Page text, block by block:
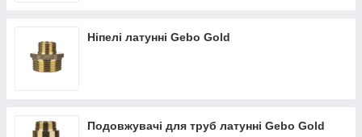
Ніпелі латунні Gebo Gold
Подовжувачі для труб латунні Gebo Gold